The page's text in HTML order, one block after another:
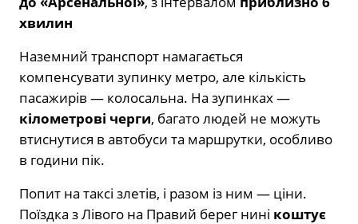
хвилин
Наземний транспорт намагається
компенсувати зупинку метро, але кількість
пасажирів — колосальна. На зупинках —
кілометрові черги, багато людей не можуть
втиснутися в автобуси та маршрутки, особливо
в години пік.
Попит на таксі злетів, і разом із ним — ціни.
Поїздка з Лівого на Правий берег нині коштує